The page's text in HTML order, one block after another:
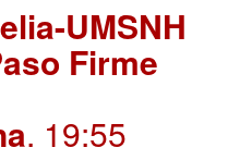
UMSNH
Firme
. 19:55